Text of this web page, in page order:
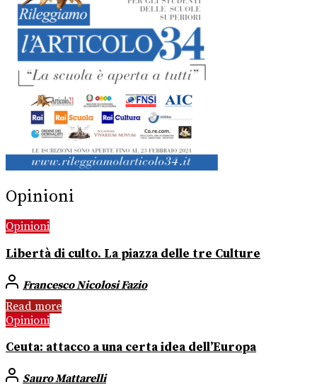
Opinioni
Opinioni
Libertà di culto. La piazza delle tre Culture
Francesco Nicolosi Fazio
Read more
Opinioni
Ceuta: attacco a una certa idea dell’Europa
Sauro Mattarelli